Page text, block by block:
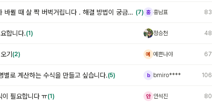
항목을 변경하면 막대그래프가 바뀔 때 살 짝 버벅거립니다 . 해결 방법이 궁금합니다. (7) 홍 홍남표 83
합니다.(1) 정 정승천 48
기 (2) 예 예쁜나야 67
별로 계산하는 수식을 만들고 싶습니다.(5) b bmiro**** 106
필요합니다 ㅠ(1) 안 안석진 80